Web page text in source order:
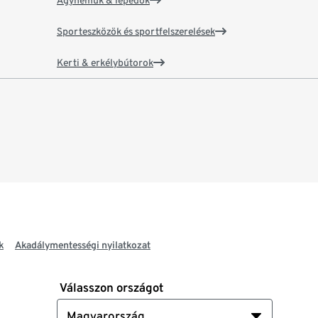
Sporteszközök és sportfelszerelések
Kerti & erkélybútorok
Akadálymentességi nyilatkozat
Válasszon országot